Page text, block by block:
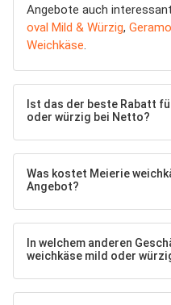
Angebote auch
oval Mild & Würzig,
Weichkäse.
Ist das der beste Rabatt
oder würzig bei Netto?
Was kostet Meierie
Angebot?
In welchem anderen
weichkäse mild oder